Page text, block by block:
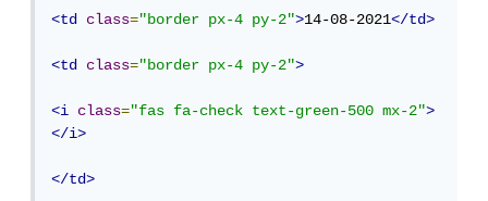
<td class="border px-4 py-2">14-08-2021</td>
<td class="border px-4 py-2">
<i class="fas fa-check text-green-500 mx-2">
</i>
</td>